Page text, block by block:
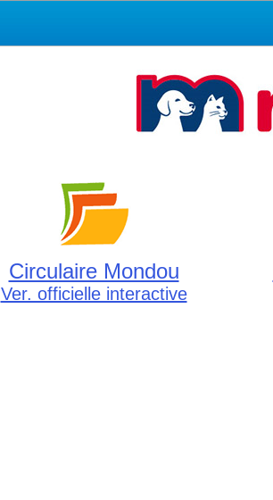
Circulaire Mondou
Ver. officielle interactive